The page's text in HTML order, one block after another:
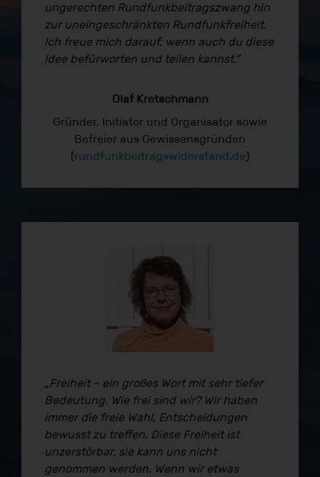
ungerechten Rundfunkbeitragszwang hin
zur uneingeschränkten Rundfunkfreiheit.
Ich freue mich darauf, wenn auch du diese
Idee befürworten und teilen kannst.“
Olaf Kretschmann
Gründer, Initiator und Organisator sowie
Befreier aus Gewissensgründen
(rundfunkbeitragswiderstand.de)
„Freiheit – ein großes Wort mit sehr tiefer
Bedeutung. Wie frei sind wir? Wir haben
immer die freie Wahl, Entscheidungen
bewusst zu treffen. Diese Freiheit ist
unzerstörbar, sie kann uns nicht
genommen werden. Wenn wir etwas